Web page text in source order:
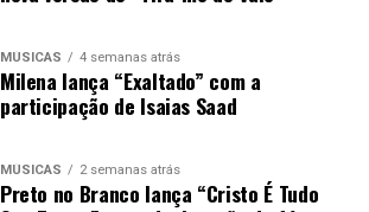
MÚSICAS 4 semanas atrás
Milena lança “Exaltado” com a
participação de Isaias Saad
MÚSICAS 2 semanas atrás
Preto no Branco lança “Cristo É Tudo